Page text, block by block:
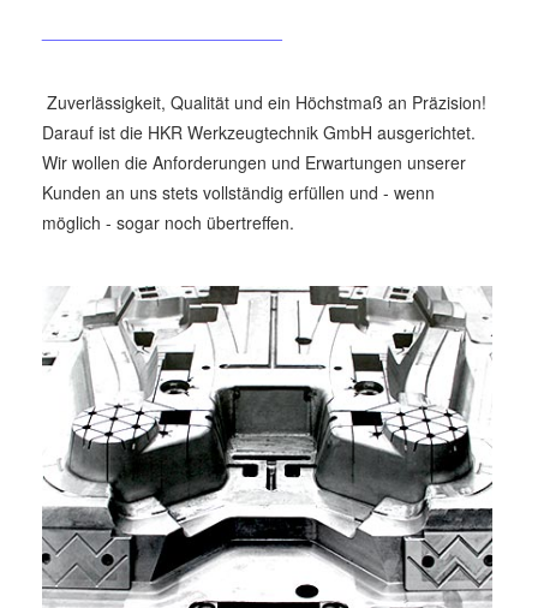
Zuverlässigkeit, Qualität und ein Höchstmaß an Präzision!
Darauf ist die HKR Werkzeugtechnik GmbH ausgerichtet.
Wir wollen die Anforderungen und Erwartungen unserer
Kunden an uns stets vollständig erfüllen und - wenn
möglich - sogar noch übertreffen.